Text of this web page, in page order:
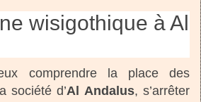
wisigothique à Al
comprendre la place des
société d’Al Andalus, s’arrêter